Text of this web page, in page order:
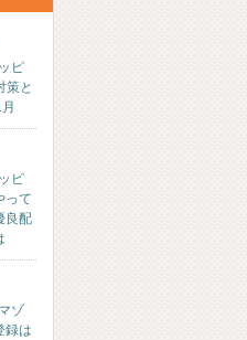
ピ
策と
ピ
って
良配
ゾ
録は